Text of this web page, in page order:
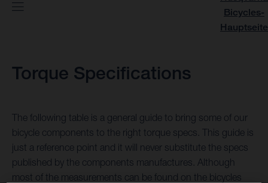
Torque Specifications
The following table is a general guide to bring some of our
bicycle components to the right torque specs. This guide is
just a reference point and it will never substitute the specs
published by the components manufactures. Although
most of the measurements can be found on the bicycles